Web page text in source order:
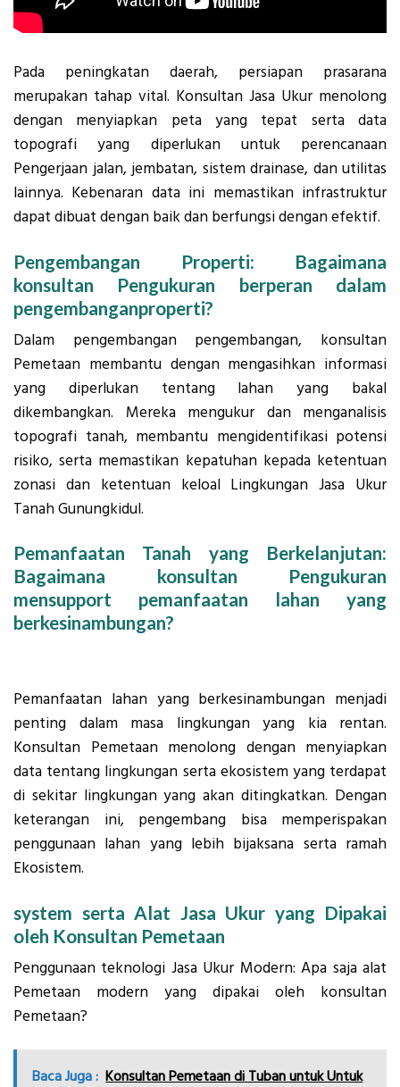
Pada peningkatan daerah, persiapan prasarana
merupakan tahap vital. Konsultan Jasa Ukur menolong
dengan menyiapkan peta yang tepat serta data
topografi yang diperlukan untuk perencanaan
Pengerjaan jalan, jembatan, sistem drainase, dan utilitas
lainnya. Kebenaran data ini memastikan infrastruktur
dapat dibuat dengan baik dan berfungsi dengan efektif.
Pengembangan Properti: Bagaimana
konsultan Pengukuran berperan dalam
pengembanganproperti?
Dalam pengembangan pengembangan, konsultan
Pemetaan membantu dengan mengasihkan informasi
yang diperlukan tentang lahan yang bakal
dikembangkan. Mereka mengukur dan menganalisis
topografi tanah, membantu mengidentifikasi potensi
risiko, serta memastikan kepatuhan kepada ketentuan
zonasi dan ketentuan keloal Lingkungan Jasa Ukur
Tanah Gunungkidul.
Pemanfaatan Tanah yang Berkelanjutan:
Bagaimana konsultan Pengukuran
mensupport pemanfaatan lahan yang
berkesinambungan?
Pemanfaatan lahan yang berkesinambungan menjadi
penting dalam masa lingkungan yang kia rentan.
Konsultan Pemetaan menolong dengan menyiapkan
data tentang lingkungan serta ekosistem yang terdapat
di sekitar lingkungan yang akan ditingkatkan. Dengan
keterangan ini, pengembang bisa memperispakan
penggunaan lahan yang lebih bijaksana serta ramah
Ekosistem.
system serta Alat Jasa Ukur yang Dipakai
oleh Konsultan Pemetaan
Penggunaan teknologi Jasa Ukur Modern: Apa saja alat
Pemetaan modern yang dipakai oleh konsultan
Pemetaan?
Baca Juga : Konsultan Pemetaan di Tuban untuk Untuk